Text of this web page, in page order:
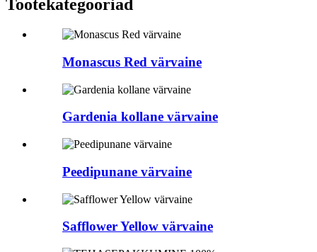
Tootekategooriad
Monascus Red värvaine
Gardenia kollane värvaine
Peedipunane värvaine
Safflower Yellow värvaine